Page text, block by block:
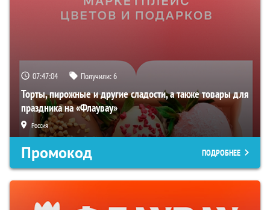
07:47:03 Получили:6
Торты, пирожные и другие сладости, а также товары для
праздника на «Флаувау»
Россия
Промокод ПОДРОБНЕЕ